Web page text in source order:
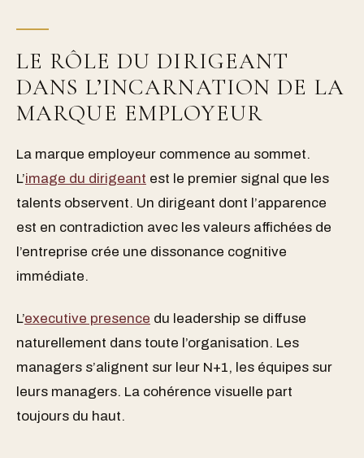
LE RÔLE DU DIRIGEANT
DANS L’INCARNATION DE LA
MARQUE EMPLOYEUR
La marque employeur commence au sommet.
L’image du dirigeant est le premier signal que les
talents observent. Un dirigeant dont l’apparence
est en contradiction avec les valeurs affichées de
l’entreprise crée une dissonance cognitive
immédiate.
L’executive presence du leadership se diffuse
naturellement dans toute l’organisation. Les
managers s’alignent sur leur N+1, les équipes sur
leurs managers. La cohérence visuelle part
toujours du haut.